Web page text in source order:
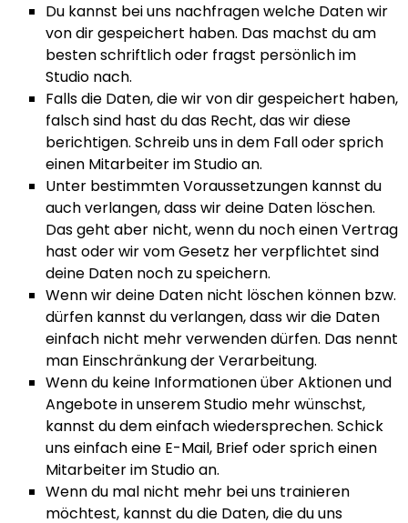
Du kannst bei uns nachfragen welche Daten wir
von dir gespeichert haben. Das machst du am
besten schriftlich oder fragst persönlich im
Studio nach.
Falls die Daten, die wir von dir gespeichert haben,
falsch sind hast du das Recht, das wir diese
berichtigen. Schreib uns in dem Fall oder sprich
einen Mitarbeiter im Studio an.
Unter bestimmten Voraussetzungen kannst du
auch verlangen, dass wir deine Daten löschen.
Das geht aber nicht, wenn du noch einen Vertrag
hast oder wir vom Gesetz her verpflichtet sind
deine Daten noch zu speichern.
Wenn wir deine Daten nicht löschen können bzw.
dürfen kannst du verlangen, dass wir die Daten
einfach nicht mehr verwenden dürfen. Das nennt
man Einschränkung der Verarbeitung.
Wenn du keine Informationen über Aktionen und
Angebote in unserem Studio mehr wünschst,
kannst du dem einfach wiedersprechen. Schick
uns einfach eine E-Mail, Brief oder sprich einen
Mitarbeiter im Studio an.
Wenn du mal nicht mehr bei uns trainieren
möchtest, kannst du die Daten, die du uns